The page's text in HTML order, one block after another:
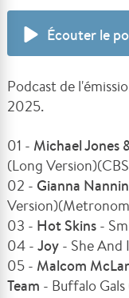
Écouter le
Podcast de
2025.
01 - Michael Jones
(Long
02 - Gianna
03 - Hot Skins -
04 - Joy - She And
05 - Malcom
Team - Buffalo